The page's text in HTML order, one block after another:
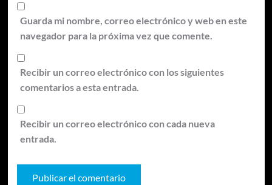
Guarda mi nombre, correo electrónico y web en este
navegador para la próxima vez que comente.
Recibir un correo electrónico con los siguientes
comentarios a esta entrada.
Recibir un correo electrónico con cada nueva
entrada.